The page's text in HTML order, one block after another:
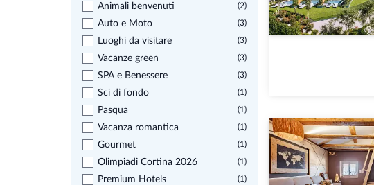
Animali benvenuti (2)
Auto e Moto (3)
Luoghi da visitare (3)
Vacanze green (3)
SPA e Benessere (3)
Sci di fondo (1)
Pasqua (1)
Vacanza romantica (1)
Gourmet (1)
Olimpiadi Cortina 2026 (1)
Premium Hotels (1)